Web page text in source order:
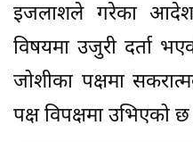
इजलाशले गरेका
विषयमा उजुरी दर्ता
जोशीका पक्षमा
पक्ष विपक्षमा उभिएको छ